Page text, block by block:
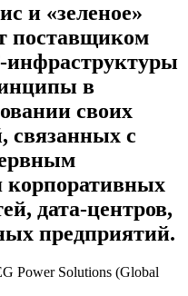
и «зеленое»
поставщиком
инфраструктуры
в
своих
связанных с
корпоративных
дата-центров,
предприятий.
Power Solutions (Global